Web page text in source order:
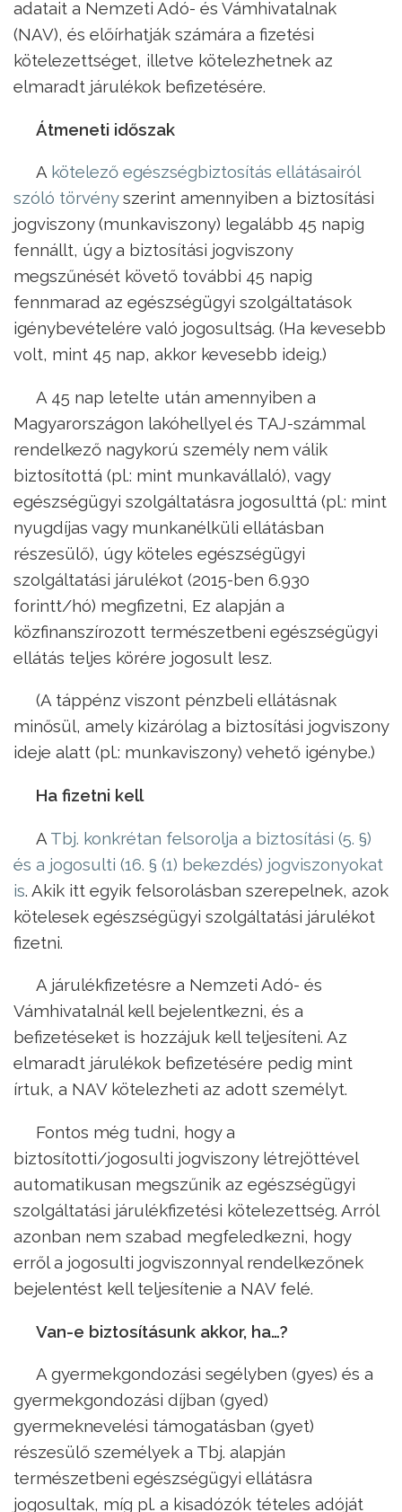
adatait a Nemzeti Adó- és Vámhivatalnak
(NAV), és előírhatják számára a fizetési
kötelezettséget, illetve kötelezhetnek az
elmaradt járulékok befizetésére.
Átmeneti időszak
A kötelező egészségbiztosítás ellátásairól
szóló törvényszerint amennyiben a biztosítási
jogviszony (munkaviszony) legalább 45 napig
fennállt, úgy a biztosítási jogviszony
megszűnését követő további 45 napig
fennmarad az egészségügyi szolgáltatások
igénybevételére való jogosultság. (Ha kevesebb
volt, mint 45 nap, akkor kevesebb ideig.)
A 45 nap letelte után amennyiben a
Magyarországon lakóhellyel és TAJ-számmal
rendelkező nagykorú személy nem válik
biztosítottá (pl.: mint munkavállaló), vagy
egészségügyi szolgáltatásra jogosulttá (pl.: mint
nyugdíjas vagy munkanélküli ellátásban
részesülő), úgy köteles egészségügyi
szolgáltatási járulékot (2015-ben 6.930
forintt/hó) megfizetni, Ez alapján a
közfinanszírozott természetbeni egészségügyi
ellátás teljes körére jogosult lesz.
(A táppénz viszont pénzbeli ellátásnak
minősül, amely kizárólag a biztosítási jogviszony
ideje alatt (pl.: munkaviszony) vehető igénybe.)
Ha fizetni kell
A Tbj. konkrétan felsorolja a biztosítási (5. §)
és a jogosulti (16. § (1) bekezdés) jogviszonyokat
is. Akik itt egyik felsorolásban szerepelnek, azok
kötelesek egészségügyi szolgáltatási járulékot
fizetni.
A járulékfizetésre a Nemzeti Adó- és
Vámhivatalnál kell bejelentkezni, és a
befizetéseket is hozzájuk kell teljesíteni. Az
elmaradt járulékok befizetésére pedig mint
írtuk, a NAV kötelezheti az adott személyt.
Fontos még tudni, hogy a
biztosítotti/jogosulti jogviszony létrejöttével
automatikusan megszűnik az egészségügyi
szolgáltatási járulékfizetési kötelezettség. Arról
azonban nem szabad megfeledkezni, hogy
erről a jogosulti jogviszonnyal rendelkezőnek
bejelentést kell teljesítenie a NAV felé.
Van-e biztosításunk akkor, ha…?
A gyermekgondozási segélyben (gyes) és a
gyermekgondozási díjban (gyed)
gyermeknevelési támogatásban (gyet)
részesülő személyek a Tbj. alapján
természetbeni egészségügyi ellátásra
jogosultak, míg pl. a kisadózók tételes adóját